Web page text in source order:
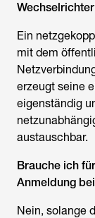
Ein
mit dem
erzeugt seine
eigenständig
austauschbar.
Brauche ich
Anmeldung
Nein, solange